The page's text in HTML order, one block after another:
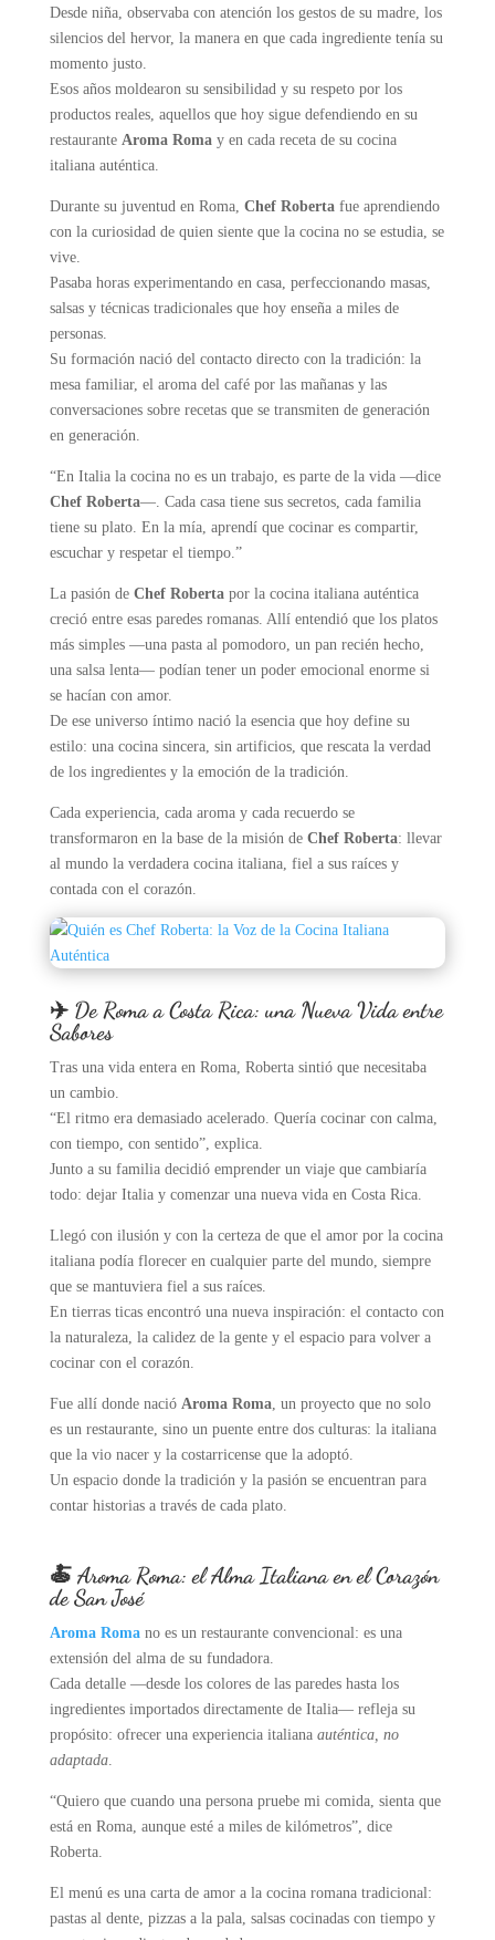
Desde niña, observaba con atención los gestos de su madre, los
silencios del hervor, la manera en que cada ingrediente tenía su
momento justo.
Esos años moldearon su sensibilidad y su respeto por los
productos reales, aquellos que hoy sigue defendiendo en su
restaurante Aroma Roma y en cada receta de su cocina
italiana auténtica.
Durante su juventud en Roma, Chef Roberta fue aprendiendo
con la curiosidad de quien siente que la cocina no se estudia, se
vive.
Pasaba horas experimentando en casa, perfeccionando masas,
salsas y técnicas tradicionales que hoy enseña a miles de
personas.
Su formación nació del contacto directo con la tradición: la
mesa familiar, el aroma del café por las mañanas y las
conversaciones sobre recetas que se transmiten de generación
en generación.
“En Italia la cocina no es un trabajo, es parte de la vida —dice
Chef Roberta—. Cada casa tiene sus secretos, cada familia
tiene su plato. En la mía, aprendí que cocinar es compartir,
escuchar y respetar el tiempo.”
La pasión de Chef Roberta por la cocina italiana auténtica
creció entre esas paredes romanas. Allí entendió que los platos
más simples —una pasta al pomodoro, un pan recién hecho,
una salsa lenta— podían tener un poder emocional enorme si
se hacían con amor.
De ese universo íntimo nació la esencia que hoy define su
estilo: una cocina sincera, sin artificios, que rescata la verdad
de los ingredientes y la emoción de la tradición.
Cada experiencia, cada aroma y cada recuerdo se
transformaron en la base de la misión de Chef Roberta: llevar
al mundo la verdadera cocina italiana, fiel a sus raíces y
contada con el corazón.
✈️ De Roma a Costa Rica: una Nueva Vida entre
Sabores
Tras una vida entera en Roma, Roberta sintió que necesitaba
un cambio.
“El ritmo era demasiado acelerado. Quería cocinar con calma,
con tiempo, con sentido”, explica.
Junto a su familia decidió emprender un viaje que cambiaría
todo: dejar Italia y comenzar una nueva vida en Costa Rica.
Llegó con ilusión y con la certeza de que el amor por la cocina
italiana podía florecer en cualquier parte del mundo, siempre
que se mantuviera fiel a sus raíces.
En tierras ticas encontró una nueva inspiración: el contacto con
la naturaleza, la calidez de la gente y el espacio para volver a
cocinar con el corazón.
Fue allí donde nació Aroma Roma , un proyecto que no solo
es un restaurante, sino un puente entre dos culturas: la italiana
que la vio nacer y la costarricense que la adoptó.
Un espacio donde la tradición y la pasión se encuentran para
contar historias a través de cada plato.
🍝 Aroma Roma: el Alma Italiana en el Corazón
de San José
Aroma Romano es un restaurante convencional: es una
extensión del alma de su fundadora.
Cada detalle —desde los colores de las paredes hasta los
ingredientes importados directamente de Italia— refleja su
propósito: ofrecer una experiencia italiana auténtica, no
adaptada.
“Quiero que cuando una persona pruebe mi comida, sienta que
está en Roma, aunque esté a miles de kilómetros”, dice
Roberta.
El menú es una carta de amor a la cocina romana tradicional:
pastas al dente, pizzas a la pala, salsas cocinadas con tiempo y